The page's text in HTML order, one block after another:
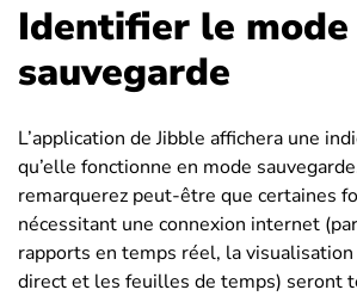
Identifier le mode
sauvegarde
L’application de Jibble affichera une
qu’elle fonctionne en mode
remarquerez peut-être que certaines
nécessitant une connexion internet
rapports en temps réel, la
direct et les feuilles de temps) seront